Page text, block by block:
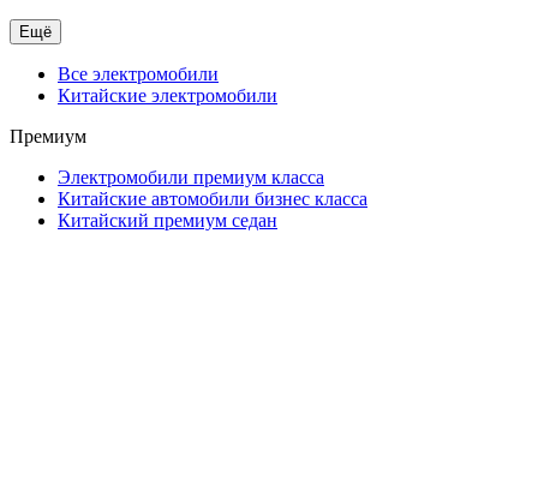
Ещё
Все электромобили
Китайские электромобили
Премиум
Электромобили премиум класса
Китайские автомобили бизнес класса
Китайский премиум седан